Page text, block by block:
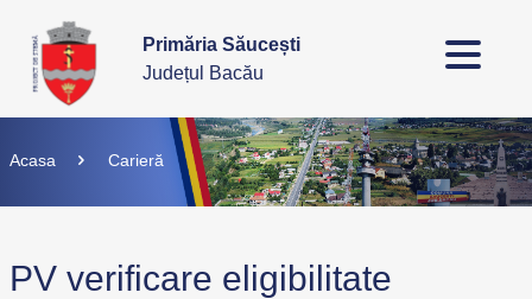
Primăria Săucești
Județul Bacău
Acasa Carieră
PV verificare eligibilitate